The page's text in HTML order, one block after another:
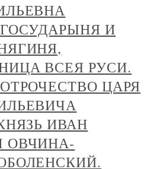
И
ВСЕЯ РУСИ.
ЦАРЯ
ИВАН
ОВЧИНА-